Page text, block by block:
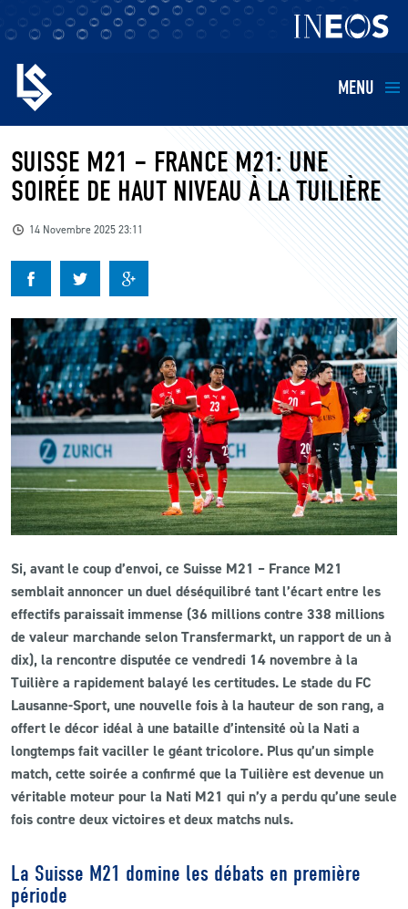
MENU
EQUIPES
BILLETTERIE
KIDS
BUSINESS
RESTAURATION
CLUB
CONTACT
LS E-SHOP
L’APP DU LS
LS ACADEMY CAMPS
MATCH DES CELEBRITES
PRESSE ET MEDIAS
SUISSE M21 – FRANCE M21: UNE
SOIRÉE DE HAUT NIVEAU À LA TUILIÈRE
14 Novembre 2025 23:11
Si, avant le coup d’envoi, ce Suisse M21 – France M21
semblait annoncer un duel déséquilibré tant l’écart entre les
effectifs paraissait immense (36 millions contre 338 millions
de valeur marchande selon Transfermarkt, un rapport de un à
dix), la rencontre disputée ce vendredi 14 novembre à la
Tuilière a rapidement balayé les certitudes. Le stade du FC
Lausanne-Sport, une nouvelle fois à la hauteur de son rang, a
offert le décor idéal à une bataille d’intensité où la Nati a
longtemps fait vaciller le géant tricolore. Plus qu’un simple
match, cette soirée a confirmé que la Tuilière est devenue un
véritable moteur pour la Nati M21 qui n’y a perdu qu’une seule
fois contre deux victoires et deux matchs nuls.
La Suisse M21 domine les débats en première
période